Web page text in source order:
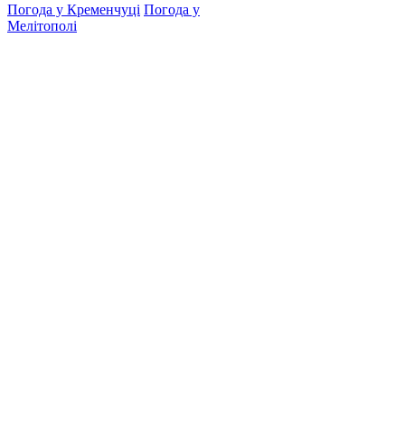
Погода у Кременчуці Погода у
Мелітополі